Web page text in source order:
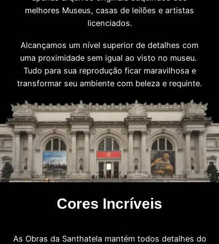
melhores Museus, casas de leilões e artistas
licenciados.
Alcançamos um nível superior de detalhes com
uma proximidade sem igual ao visto no museu.
Tudo para sua reprodução ficar maravilhosa e
transformar seu ambiente com beleza e requinte.
Cores Incríveis
As Obras da Santhatela mantém todos detalhes do